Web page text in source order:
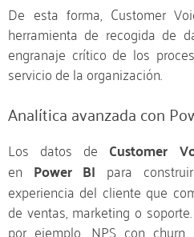
De esta forma, Customer
herramienta de recogida de
engranaje crítico de los
servicio de la organización.
Analítica avanzada con
Los datos de Customer
en Power BI para
experiencia del cliente que
de ventas, marketing o
por ejemplo, NPS con